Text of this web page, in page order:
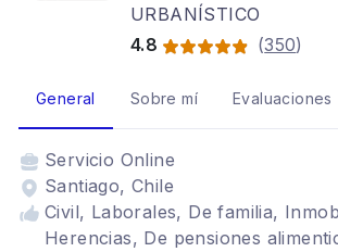
URBANÍSTICO
4.8
(350)
General Sobre mí Evaluaciones
Servicio Online
Santiago, Chile
Civil, Laborales, De familia,
Herencias, De pensiones